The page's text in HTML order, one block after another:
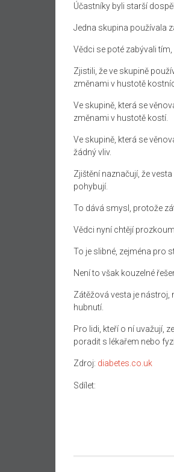
Účastníky byli starší
Jedna skupina používala
Vědci se poté zabývali
Zjistili, že ve skupině
změnami v hustotě
Ve skupině, která se
změnami v hustotě kostí.
Ve skupině, která se
žádný vliv.
Zjištění naznačují, že
pohybují.
To dává smysl, protože
Vědci nyní chtějí
To je slibné, zejména pro
Není to však kouzelné
Zátěžová vesta je
hubnutí.
Pro lidi, kteří o ní uvažují,
poradit s lékařem nebo
Zdroj: diabetes.co.uk
Sdílet: